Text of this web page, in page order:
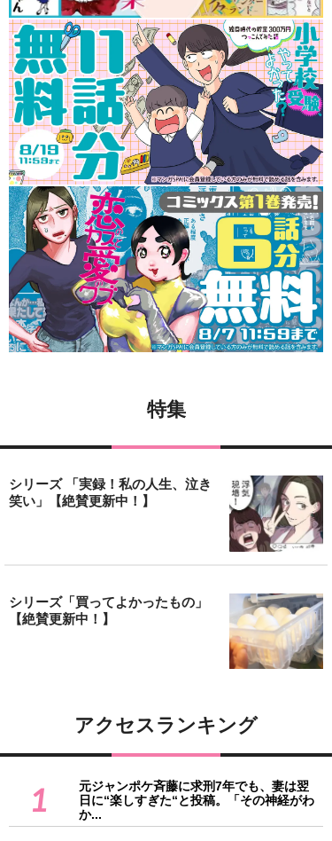
特集
シリーズ 「実録！私の人生、泣き
笑い」【絶賛更新中！】
シリーズ「買ってよかったもの」
【絶賛更新中！】
アクセスランキング
1
元ジャンポケ斉藤に求刑7年でも、妻は翌
日に“楽しすぎた“と投稿。「その神経がわ
か...